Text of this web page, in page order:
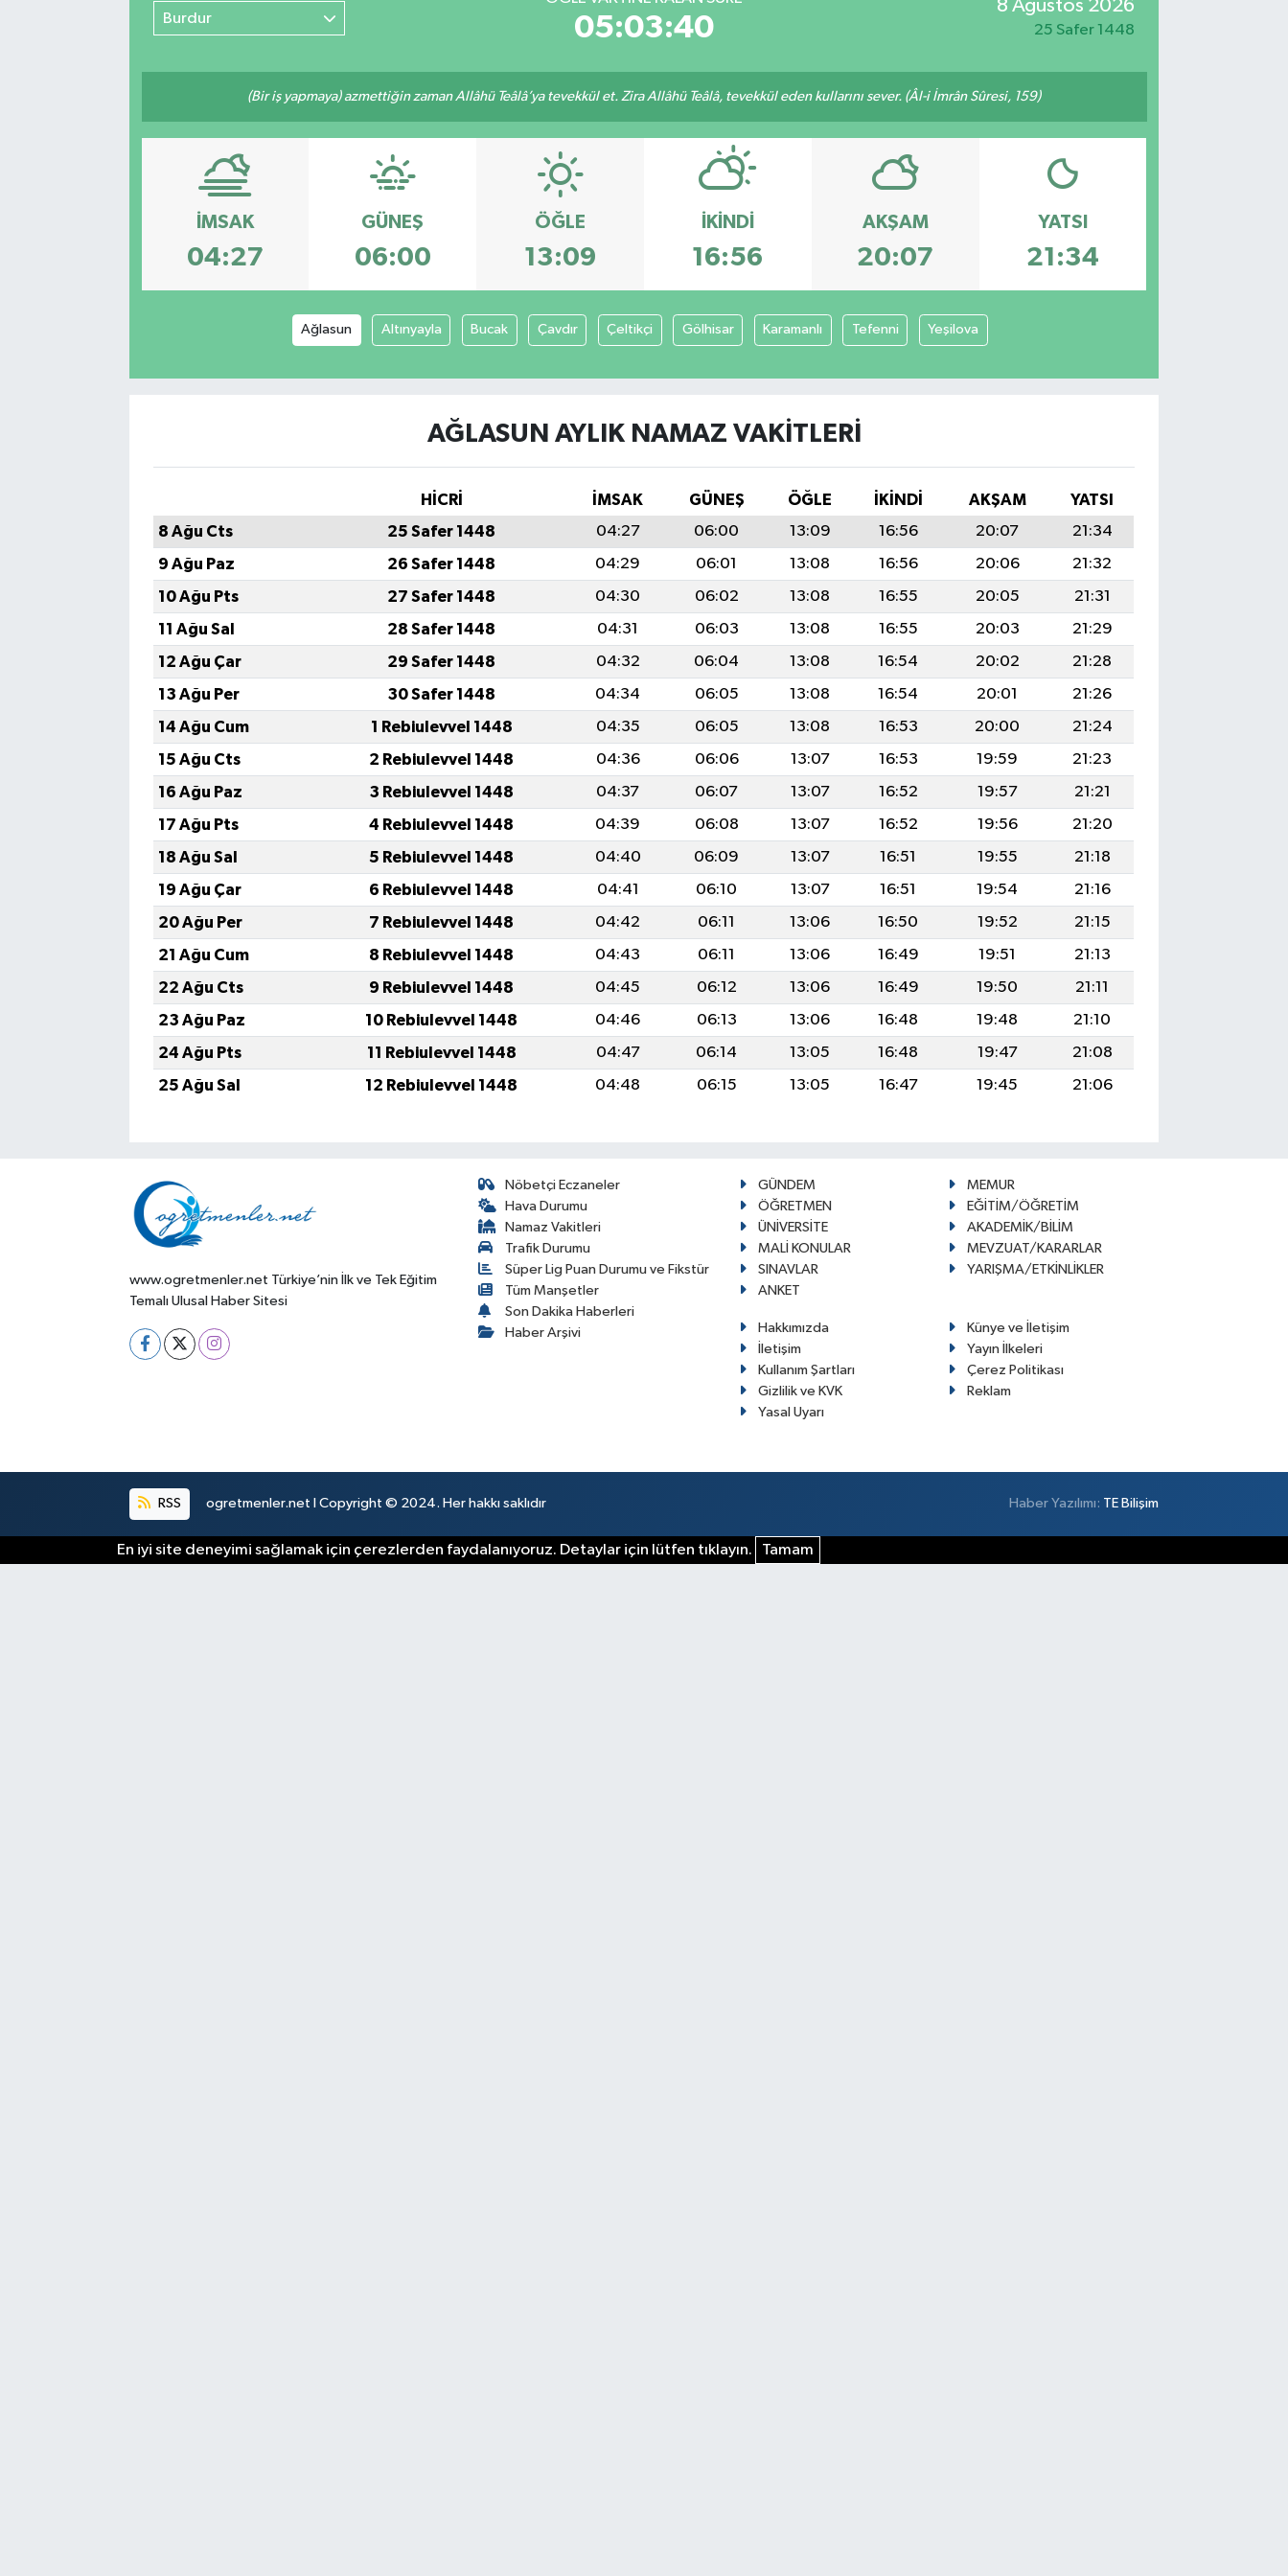
Burdur 05:03:39
8 Ağustos 2026
25 Safer 1448
(Bir iş yapmaya) azmettiğin zaman Allâhü Teâlâ’ya tevekkül et. Zira Allâhü Teâlâ, tevekkül eden kullarını sever. (Âl-i İmrân Sûresi, 159)
İMSAK
04:27
GÜNEŞ
06:00
ÖĞLE
13:09
İKINDI
16:56
AKŞAM
20:07
YATSI
21:34
Ağlasun Altınyayla Bucak Çavdır Çeltikçi Gölhisar Karamanlı Tefenni Yeşilova
AĞLASUN AYLIK NAMAZ VAKITLERI
HİCRİ İMSAK GÜNEŞ ÖĞLE İKINDI AKŞAM
YATSI
8 Ağu Cts
25 Safer 1448 04:27 06:00 13:09 16:56 20:07
21:34
9 Ağu Paz
26 Safer 1448 04:29 06:01 13:08 16:56 20:06
21:32
10 Ağu Pts
27 Safer 1448 04:30 06:02 13:08 16:55 20:05
21:31
11 Ağu Sal
28 Safer 1448 04:31 06:03 13:08 16:55 20:03
21:29
12 Ağu Çar
29 Safer 1448 04:32 06:04 13:08 16:54 20:02
21:28
13 Ağu Per
30 Safer 1448 04:34 06:05 13:08 16:54 20:01
21:26
14 Ağu Cum
1 Rebiulevvel 1448 04:35 06:05 13:08 16:53 20:00
21:24
15 Ağu Cts
2 Rebiulevvel 1448 04:36 06:06 13:07 16:53 19:59
21:23
16 Ağu Paz
3 Rebiulevvel 1448 04:37 06:07 13:07 16:52 19:57
21:21
17 Ağu Pts
4 Rebiulevvel 1448 04:39 06:08 13:07 16:52 19:56
21:20
18 Ağu Sal
5 Rebiulevvel 1448 04:40 06:09 13:07 16:51 19:55
21:18
19 Ağu Çar
6 Rebiulevvel 1448 04:41 06:10 13:07 16:51 19:54
21:16
20 Ağu Per
7 Rebiulevvel 1448 04:42 06:11 13:06 16:50 19:52
21:15
21 Ağu Cum
8 Rebiulevvel 1448 04:43 06:11 13:06 16:49 19:51
21:13
22 Ağu Cts
9 Rebiulevvel 1448 04:45 06:12 13:06 16:49 19:50
21:11
23 Ağu Paz
10 Rebiulevvel 1448 04:46 06:13 13:06 16:48 19:48
21:10
24 Ağu Pts
11 Rebiulevvel 1448 04:47 06:14 13:05 16:48 19:47
21:08
25 Ağu Sal
12 Rebiulevvel 1448 04:48 06:15 13:05 16:47 19:45 21:06
www.ogretmenler.net Türkiye’nin İlk ve Tek Eğitim
Temalı Ulusal Haber Sitesi
Nöbetçi Eczaneler
Hava Durumu
Namaz Vakitleri
Trafik Durumu
Süper Lig Puan Durumu ve Fikstür
Tüm Manşetler
Son Dakika Haberleri
Haber Arşivi
GÜNDEM
MEMUR
ÖĞRETMEN
EĞİTİM/ÖĞRETİM
ÜNİVERSİTE
AKADEMİK/BİLİM
MALİ KONULAR
MEVZUAT/KARARLAR
SINAVLAR
YARIŞMA/ETKİNLİKLER
ANKET
Hakkımızda
Künye ve İletişim
İletişim
Yayın İlkeleri
Kullanım Şartları
Çerez Politikası
Gizlilik ve KVK
Reklam
Yasal Uyarı
RSS ogretmenler.net I Copyright © 2024. Her hakkı saklıdır Haber Yazılımı: TE Bilişim
En iyi site deneyimi sağlamak için çerezlerden faydalanıyoruz. Detaylar için lütfen tıklayın. Tamam